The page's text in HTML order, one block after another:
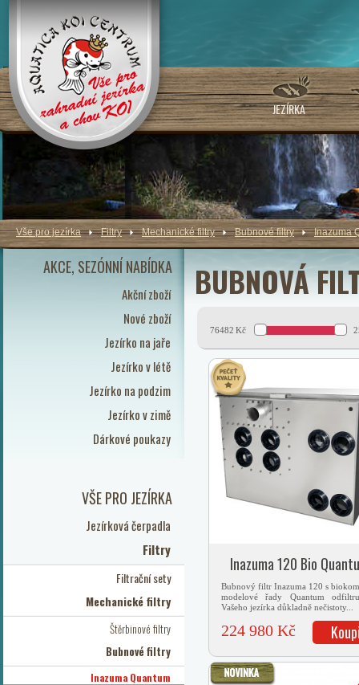
JEZÍRKA
AKCE, SEZÓNNÍ NABÍDKA
Akční zboží
Nové zboží
Jezírko na jaře
Jezírko v létě
Jezírko na podzim
Jezírko v zimě
Dárkové poukazy
VŠE PRO JEZÍRKA
Jezírková čerpadla
Filtry
Filtrační sety
Mechanické filtry
Štěrbinové filtry
Bubnové filtry
Inazuma Quantum
BUBNOVÁ
Vše pro jezírka Filtry Mechanické filtry Bubnové filtry Inazuma
76482 Kč
Inazuma 120 Bio
Bubnový filtr Inazuma 120 s
modelové řady Quantum
Vašeho jezírka důkladně nečistoty...
224 980 Kč